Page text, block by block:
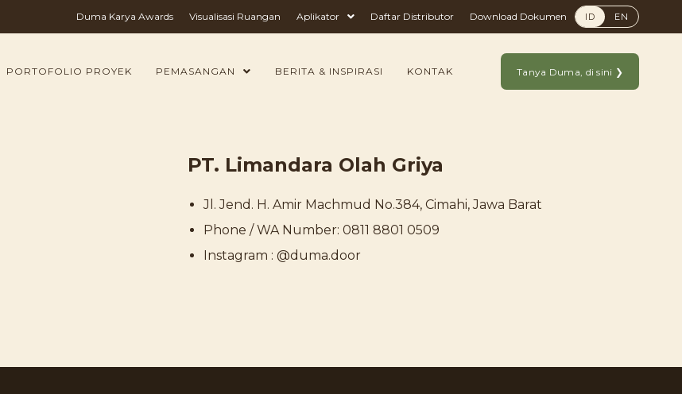
Duma Karya Awards Visualisasi Ruangan Aplikator Daftar Distributor Download Dokumen ID EN
PORTOFOLIO PROYEK PEMASANGAN BERITA & INSPIRASI KONTAK Tanya Duma, di sini ❯
PT. Limandara Olah Griya
Jl. Jend. H. Amir Machmud No.384, Cimahi, Jawa Barat
Phone / WA Number: 0811 8801 0509
Instagram : @duma.door